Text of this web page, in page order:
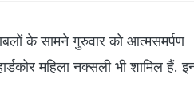
के सामने गुरुवार को आत्मसमर्पण
महिला नक्सली भी शामिल हैं.